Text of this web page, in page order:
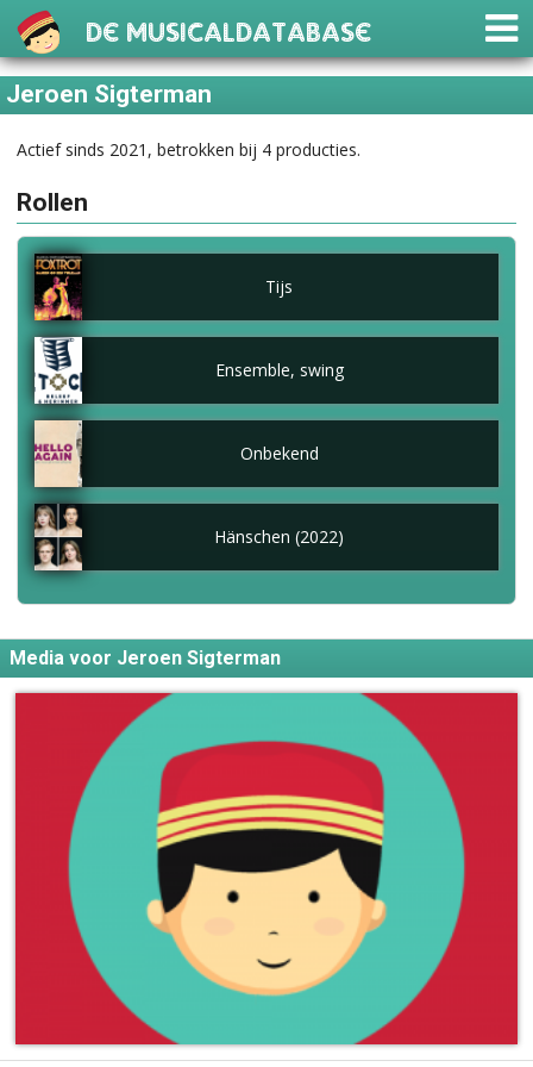
De Musicaldatabase
Jeroen Sigterman
Actief sinds 2021, betrokken bij 4 producties.
Rollen
Tijs
Ensemble, swing
Onbekend
Hänschen (2022)
Media voor Jeroen Sigterman